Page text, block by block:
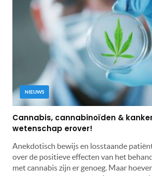
NIEUWS
Cannabis, cannabinoïden &
wetenschap erover!
Anekdotisch bewijs en losstaande
over de positieve effecten van het
met cannabis zijn er genoeg. Maar